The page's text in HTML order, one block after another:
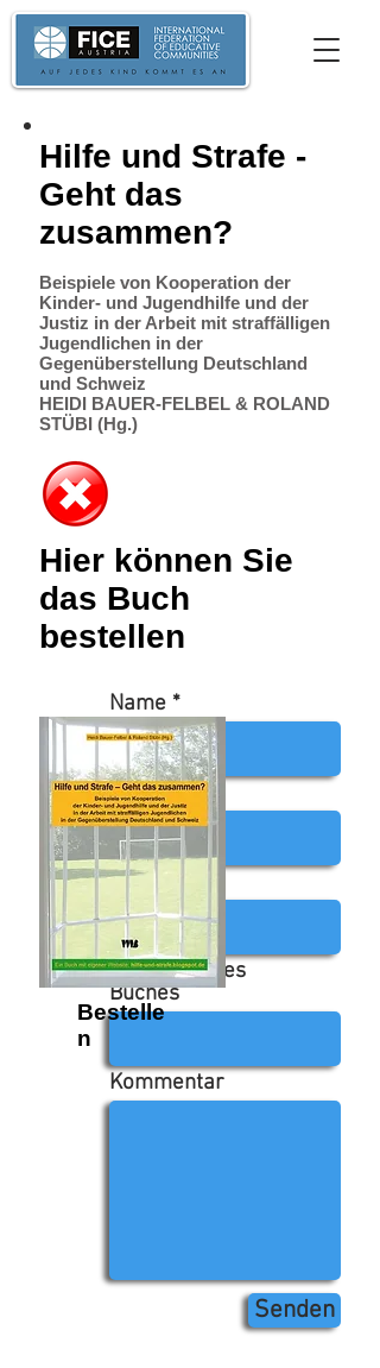
Hilfe und Strafe -
Geht das
zusammen?
Beispiele von Kooperation der
Kinder- und Jugendhilfe und der
Justiz in der Arbeit mit straffälligen
Jugendlichen in der
Gegenüberstellung Deutschland
und Schweiz
HEIDI BAUER-FELBEL & ROLAND
STÜBI (Hg.)
Hier können Sie
das Buch
bestellen
Name
Email
Address
der Name des
Buches
Kommentar
Senden
Bestelle
n